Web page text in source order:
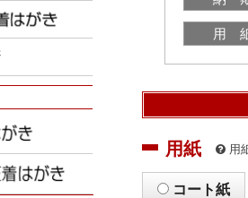
用
用紙 用
コート紙